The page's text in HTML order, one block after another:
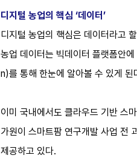
디지털 농업의 핵심 ‘데이터’
디지털 농업의 핵심은 데이터라고
농업 데이터는 빅데이터 플랫폼안
n)를 통해 한눈에 알아볼 수 있게 된
이미 국내에서도 클라우드 기반 스
가원이 스마트팜 연구개발 사업 전
제공하고 있다.